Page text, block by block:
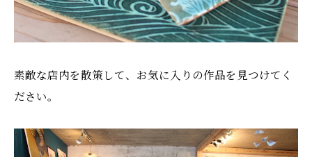
素敵な店内を散策して、お気に入りの作品を見つけてく
ださい。